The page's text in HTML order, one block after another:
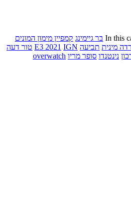
In this בר גיימינג קמפיין מימון המונים
מינית תביעה E3 2021 IGN
טור דעה
נינטנדו סופר מריו overwatch